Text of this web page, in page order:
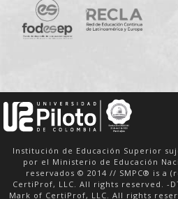
Institución de Educación Superior
por el Ministerio de Educación
reservados © 2014 // SMPC® is a
CertiProf, LLC. All rights reserved. -
Mark of CertiProf, LLC. All rights